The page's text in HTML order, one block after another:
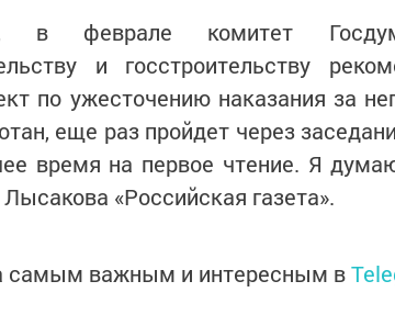
в феврале комитет
и госстроительству
по ужесточению наказания за
еще раз пройдет через
время на первое чтение. Я
«Российская газета».
самым важным и интересным в